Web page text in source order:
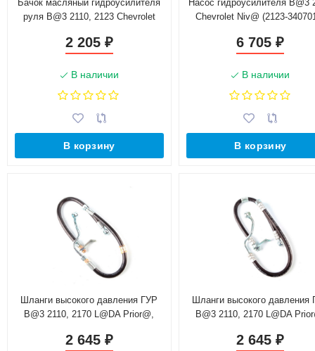
Бачок масляный гидроусилителя
руля B@3 2110, 2123 Chevrolet
2 205 ₽
В наличии
В корзину
Насос гидроусилителя B@3
Chevrolet Niv@ (2123-
6 705₽
В наличии
В корзину
Шланги высокого давления ГУР
B@3 2110, 2170 L@DA Prior@,
(2110-3408018/8080/8100)
2 645 ₽
Шланги высокого давления
B@3 2110, 2170 L@DA
н.о. (2110-3408018/8080/
2 645₽